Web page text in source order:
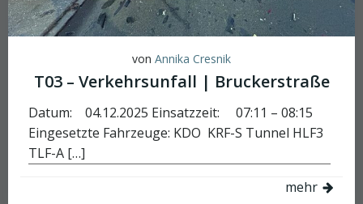
von Annika Cresnik
T03 – Verkehrsunfall | Bruckerstraße
Datum: 04.12.2025 Einsatzzeit: 07:11 – 08:15
Eingesetzte Fahrzeuge: KDO KRF-S Tunnel HLF3
TLF-A […]
mehr